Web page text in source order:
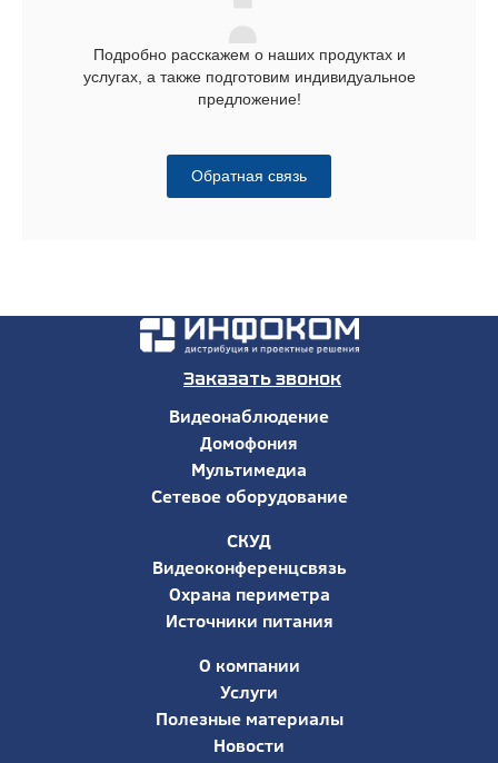
Подробно расскажем о наших продуктах и
услугах, а также подготовим индивидуальное
предложение!
Обратная связь
Заказать звонок
Видеонаблюдение
Домофония
Мультимедиа
Сетевое оборудование
СКУД
Видеоконференцсвязь
Охрана периметра
Источники питания
О компании
Услуги
Полезные материалы
Новости